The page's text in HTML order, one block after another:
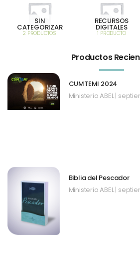
SIN
CATEGORIZAR
2 PRODUCTOS
RECURSOS
DIGITALES
1 PRODUCTO
Productos
CUMTEMI 2024
Ministerio ABEL
Biblia del Pescador
Ministerio ABEL